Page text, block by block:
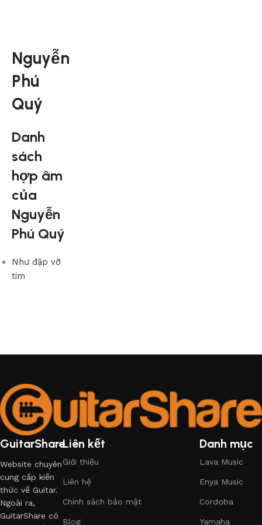
Nguyễn
Phú
Quý
Danh
sách
hợp âm
của
Nguyễn
Phú Quý
Như đập vỡ
tim
GuitarShare
Website chuyên
cung cấp kiến
thức về Guitar.
Ngoài ra,
GuitarShare có
Liên kết
Giới thiệu
Liên hệ
Chính sách bảo mật
Blog
Danh mục
Lava Music
Enya Music
Cordoba
Yamaha